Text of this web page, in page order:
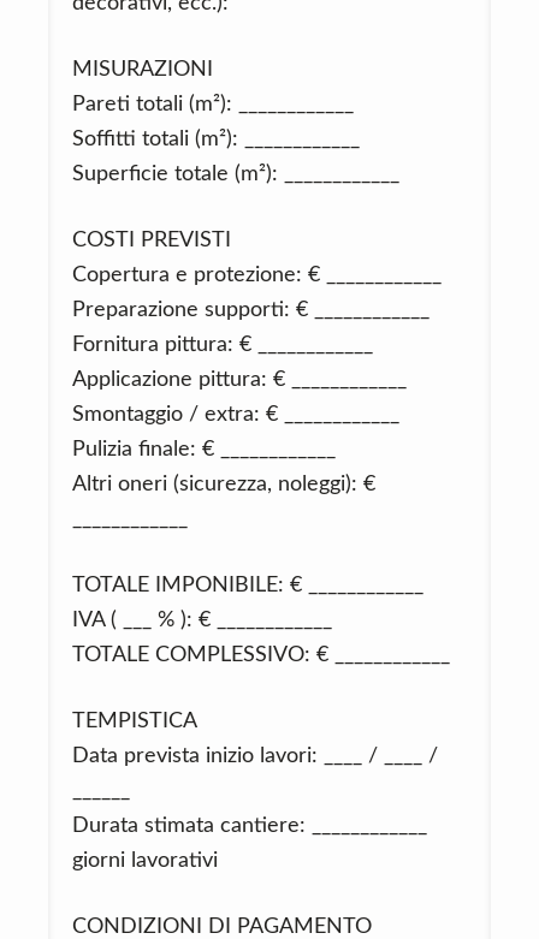
MISURAZIONI
Pareti totali (m²): ____________
Soffitti totali (m²): ____________
Superficie totale (m²): ____________
COSTI PREVISTI
Copertura e protezione: € ____________
Preparazione supporti: € ____________
Fornitura pittura: € ____________
Applicazione pittura: € ____________
Smontaggio / extra: € ____________
Pulizia finale: € ____________
Altri oneri (sicurezza, noleggi): €
TOTALE IMPONIBILE: € ____________
IVA ( ___ % ): € ____________
TOTALE COMPLESSIVO: € ____________
TEMPISTICA
Data prevista inizio lavori: ____ / ____ /
Durata stimata cantiere: ____________
giorni lavorativi
CONDIZIONI DI PAGAMENTO